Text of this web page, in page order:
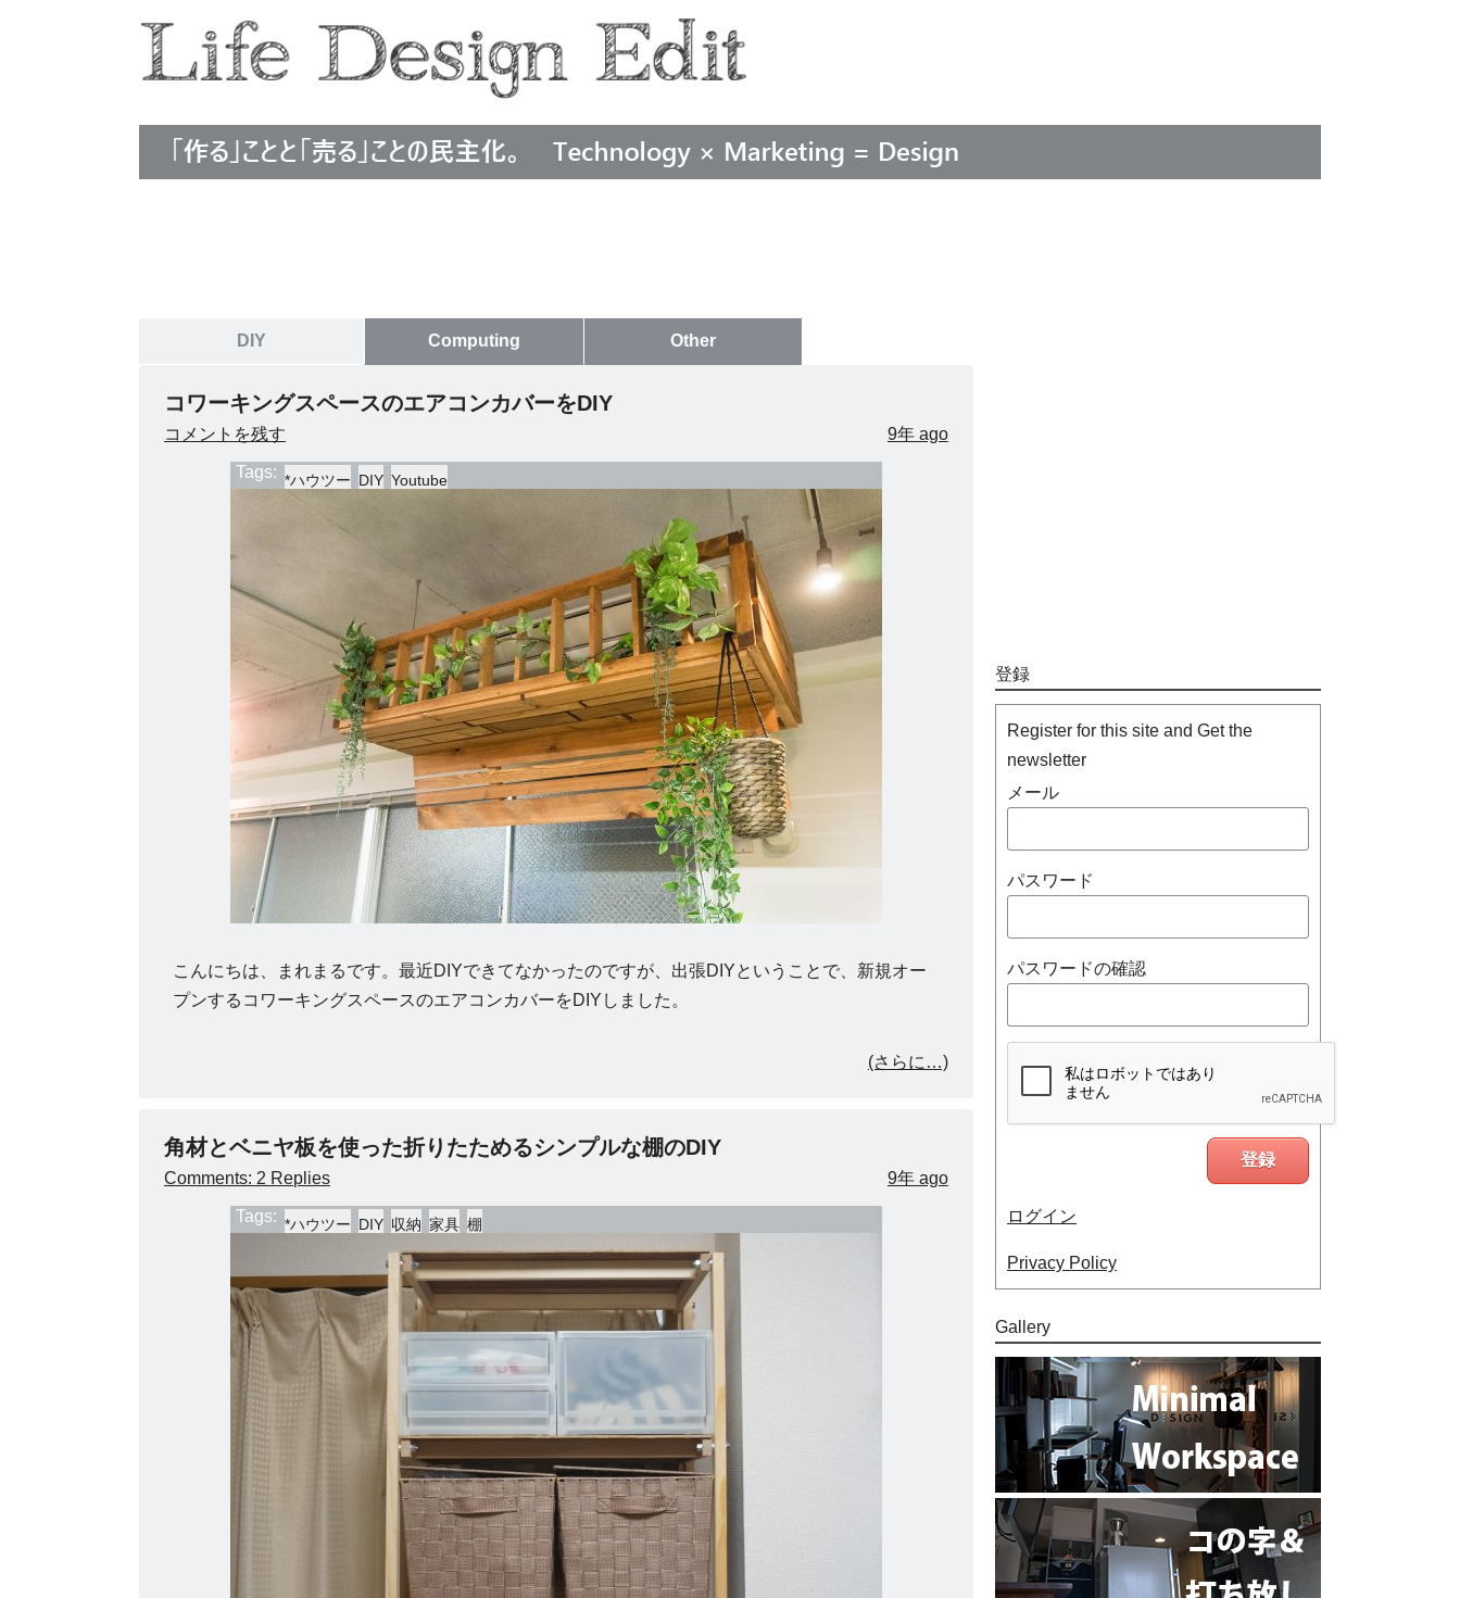
Life Design Edit
DIY Computing Other
コワーキングスペースのエアコンカバーをDIY
コメントを残す 9年 ago
Tags: *ハウツー DIY Youtube
こんにちは、まれまるです。最近DIYできてなかったのですが、出張DIYということで、新規オー
プンするコワーキングスペースのエアコンカバーをDIYしました。
(さらに…)
角材とベニヤ板を使った折りたためるシンプルな棚のDIY
Comments: 2 Replies 9年 ago
Tags: *ハウツー DIY 収納 家具 棚
登録
Register for this site and Get the
newsletter
メール
パスワード
パスワードの確認
ログイン
Privacy Policy
Gallery